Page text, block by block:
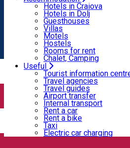
Chalet, Camping
Internal transport
Rent a car
Rent a bike
Taxi
Electric car charging
Hotels in Craiova
Hotels in Dolj
Guesthouses
Villas
Motels
Hostels
Rooms for rent
Chalet, Camping
Useful
Tourist information
Travel agencies
Travel guides
Airport transfer
Internal transport
Rent a car
Rent a bike
Taxi
Electric car charging
Home PLACES
Hosteluri
Accommodation - DoljHostel - Dolj
Open
Hostel Bănie * - Bucovăț
Hostel Banie * - Bucovat dispune
total de 64 locuri. Facilitati: